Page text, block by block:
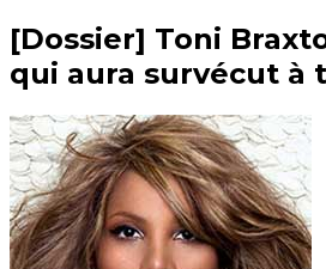
[Dossier] Toni
qui aura survécut à